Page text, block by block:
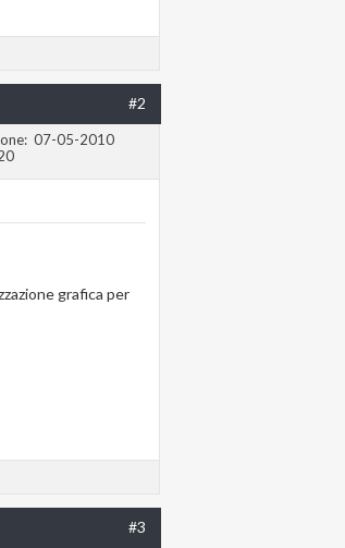
#2
07-05-2010
grafica per
#3